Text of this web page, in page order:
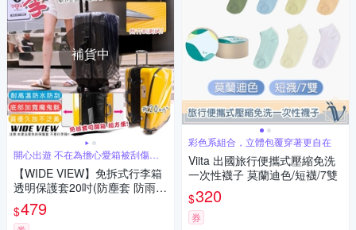
補貨中
開心出遊 不在為擔心愛箱被刮傷而
難過
【WIDE VIEW】免拆式行李箱
透明保護套20吋(防塵套 防雨套
行李箱套 防刮 防髒套 免拆 耐
磨/NOPC-20)
$479
彩色系組合，立體包覆穿著更自在
Viita 出國旅行便攜式壓縮免洗
一次性襪子 莫蘭迪色/短襪/7雙
$320
券